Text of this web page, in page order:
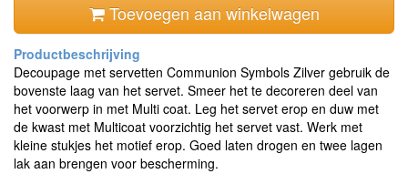
Toevoegen aan winkelwagen
Decoupage met servetten Communion Symbols Zilver gebruik de
bovenste laag van het servet. Smeer het te decoreren deel van
het voorwerp in met Multi coat. Leg het servet erop en duw met
de kwast met Multicoat voorzichtig het servet vast. Werk met
kleine stukjes het motief erop. Goed laten drogen en twee lagen
lak aan brengen voor bescherming.